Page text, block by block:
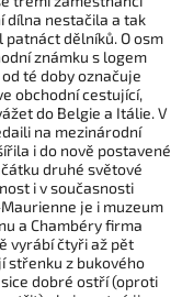
dílna nestačila a tak
dělníků. O osm
známku s logem
té doby označuje
obchodní cestující,
do Belgie a Itálie. V
na mezinárodní
i do nově postavené
druhé světové
i v současnosti
je i muzeum
a Chambéry firma
vyrábí čtyři až pět
střenku z bukového
dobré ostří (oproti